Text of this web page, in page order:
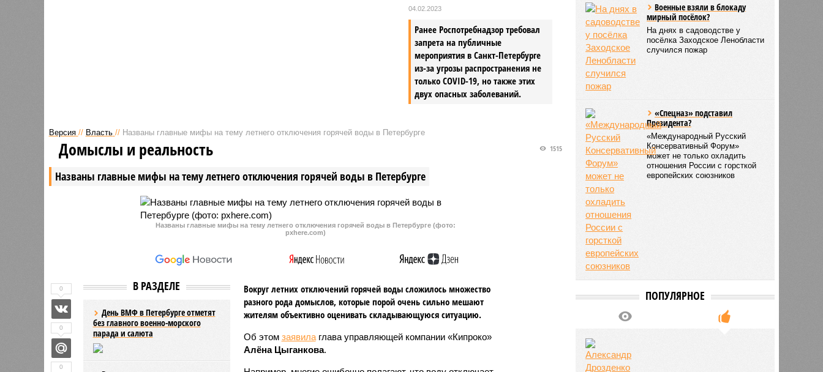
04.02.2023
Ранее Роспотребнадзор требовал
запрета на публичные
мероприятия в Санкт-Петербурге
из-за угрозы распространения не
только COVID-19, но также этих
двух опасных заболеваний.
Версия // Власть // Названы главные мифы на тему летнего отключения горячей воды в Петербурге
Названы главные мифы на тему летнего отключения горячей воды в Петербурге
1515
Домыслы и реальность
Названы главные мифы на тему летнего отключения горячей воды в Петербурге (фото:
pxhere.com)
В РАЗДЕЛЕ
День ВМФ в Петербурге отметят
без главного военно-морского
парада и салюта
Вокруг летних отключений горячей воды сложилось множество
разного рода домыслов, которые порой очень сильно мешают
жителям объективно оценивать складывающуюся ситуацию.
Об этом заявилаглава управляющей компании «Кипроко»
Алёна Цыганкова.
0
0
0
Военные взяли в блокаду
мирный посёлок?
На днях в садоводстве у
посёлка Заходское Ленобласти
случился пожар
«Спецназ» подставил
Президента?
«Международный Русский
Консервативный Форум»
может не только охладить
отношения России с горсткой
европейских союзников
ПОПУЛЯРНОЕ